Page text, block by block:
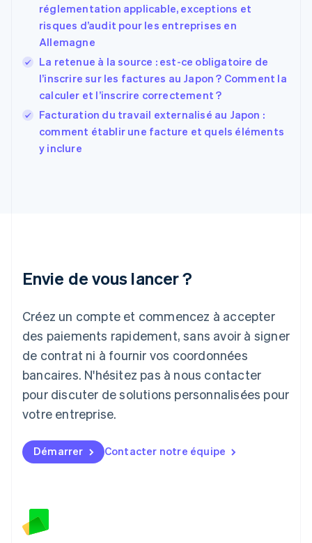
réglementation applicable, exceptions et
risques d’audit pour les entreprises en
Allemagne
La retenue à la source : est-ce obligatoire de
l’inscrire sur les factures au Japon ? Comment la
calculer et l’inscrire correctement ?
Facturation du travail externalisé au Japon :
comment établir une facture et quels éléments
y inclure
Envie de vous lancer ?
Créez un compte et commencez à accepter
des paiements rapidement, sans avoir à signer
de contrat ni à fournir vos coordonnées
bancaires. N'hésitez pas à nous contacter
pour discuter de solutions personnalisées pour
votre entreprise.
Démarrer Contacter notre équipe
États-Unis
EnglishEspañol简体中文
Finlande
English Svenska
Français English
Gibraltar
English
Grèce
Hongrie
日本語 English
English
Liechtenstein
Deutsch English
Lituanie
English
Luxembourg
FrançaisDeutschEnglish
Malaisie
Malte
English
Mexique
English
Nouvelle-Zélande